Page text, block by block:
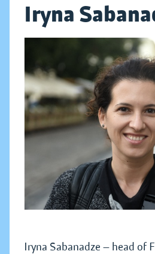
Iryna
Iryna Sabanadze — head of